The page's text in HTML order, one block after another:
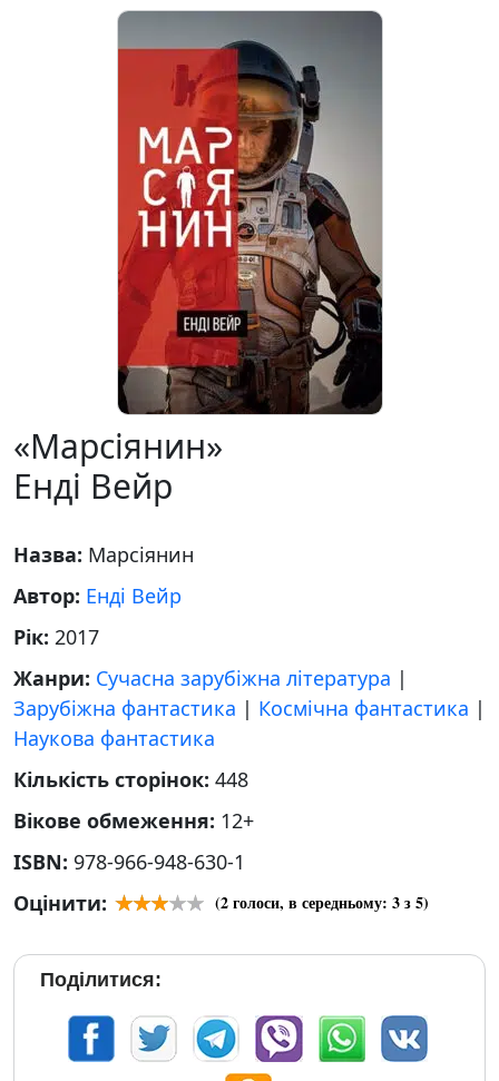
«Марсіянин»
Енді Вейр
Назва: Марсіянин
Автор: Енді Вейр
Рік: 2017
Жанри: Сучасна зарубіжна література |
Зарубіжна фантастика | Космічна фантастика |
Наукова фантастика
Кількість сторінок: 448
Вікове обмеження: 12+
ISBN: 978-966-948-630-1
Оцінити:
(2голоси, в середньому: 3з 5)
Поділитися: